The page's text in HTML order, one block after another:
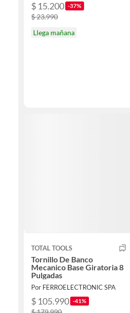
$ 15.200 -37%
$ 23.990
Llega mañana
TOTAL TOOLS
Tornillo De Banco
Mecanico Base Giratoria 8
Pulgadas
Por FERROELECTRONIC SPA
$ 105.990 -41%